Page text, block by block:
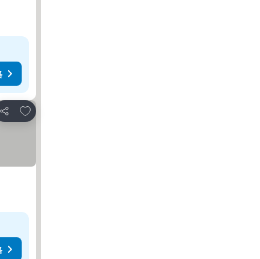
分享
加入我的最愛